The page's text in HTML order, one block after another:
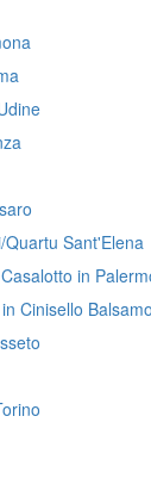
Sant'Elena
in
Cinisello Balsamo